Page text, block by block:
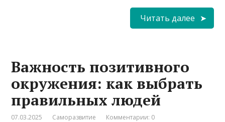
Читать далее
Важность позитивного
окружения: как выбрать
правильных людей
07.03.2025 Саморазвитие Комментарии: 0